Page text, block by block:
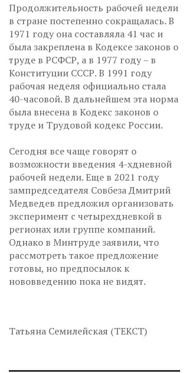
Продолжительность рабочей недели
в стране постепенно сокращалась. В
1971 году она составляла 41 час и
была закреплена в Кодексе законов о
труде в РСФСР, а в 1977 году – в
Конституции СССР. В 1991 году
рабочая неделя официально стала
40-часовой. В дальнейшем эта норма
была внесена в Кодекс законов о
труде и Трудовой кодекс России.
Сегодня все чаще говорят о
возможности введения 4-хдневной
рабочей недели. Еще в 2021 году
зампредседателя Совбеза Дмитрий
Медведев предложил организовать
эксперимент с четырехдневкой в
регионах или группе компаний.
Однако в Минтруде заявили, что
рассмотреть такое предложение
готовы, но предпосылок к
нововведению пока не видят.
Татьяна Семилейская (ТЕКСТ)